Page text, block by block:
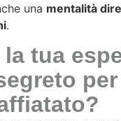
una mentalità
.
tua